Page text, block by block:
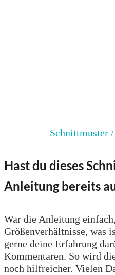
Schnittmuster
Hast du dieses
Anleitung bereits
War die Anleitung
Größenverhältnisse, was
gerne deine Erfahrung
Kommentaren. So wird
noch hilfreicher. Vielen